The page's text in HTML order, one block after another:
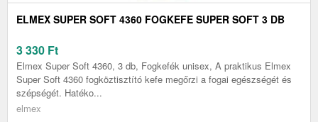
ELMEX SUPER SOFT 4360 FOGKEFE SUPER SOFT 3 DB
3 330 Ft
Elmex Super Soft 4360, 3 db, Fogkefék unisex, A praktikus Elmex
Super Soft 4360 fogköztisztító kefe megőrzi a fogai egészségét és
szépségét. Hatéko...
elmex